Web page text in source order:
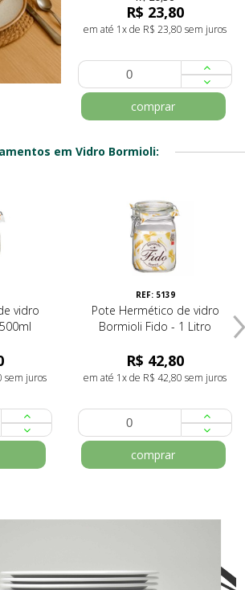
sem juros R$ 23,80
em até 1x de R$ 23,80 sem juros
comprar
em Vidro Bormioli:
vidro
sem juros
REF: 5139
Pote Hermético de vidro
Bormioli Fido - 1 Litro
R$ 42,80
em até 1x de R$ 42,80 sem juros
comprar